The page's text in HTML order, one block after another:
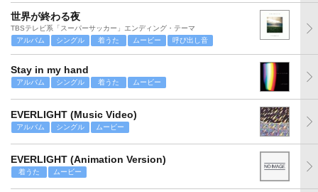
世界が終わる夜
TBSテレビ系「スーパーサッカー」エンディング・テーマ
アルバム
シングル 着うた ムービー 呼び出し音
Stay in my hand
アルバム シングル 着うた ムービー
EVERLIGHT (Music Video)
アルバム シングル ムービー
EVERLIGHT (Animation Version)
着うた ムービー